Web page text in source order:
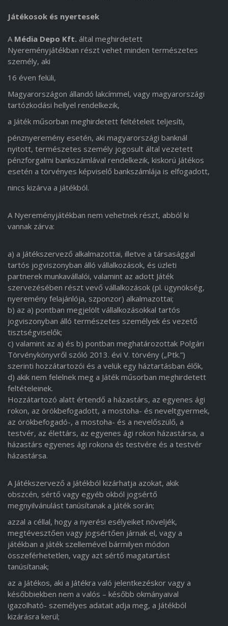
Játékosok és nyertesek
A Média Depo Kft. által meghirdetett
Nyereményjátékban részt vehet minden természetes
személy, aki
16 éven felüli,
Magyarországon állandó lakcímmel, vagy magyarországi
tartózkodási hellyel rendelkezik,
a Játék műsorban meghirdetett feltételeit teljesíti,
pénznyeremény esetén, aki magyarországi banknál
nyitott, természetes személy jogosult által vezetett
pénzforgalmi bankszámlával rendelkezik, kiskorú Játékos
esetén a törvényes képviselő bankszámlája is elfogadott,
nincs kizárva a Játékból.
A Nyereményjátékban nem vehetnek részt, abból ki
vannak zárva:
a) a Játékszervező alkalmazottai, illetve a társasággal
tartós jogviszonyban álló vállalkozások, és üzleti
partnerek munkavállalói, valamint az adott Játék
szervezésében részt vevő vállalkozások (pl. ügynökség,
nyeremény felajánlója, szponzor) alkalmazottai;
b) az a) pontban megjelölt vállalkozásokkal tartós
jogviszonyban álló természetes személyek és vezető
tisztségviselők;
c) valamint az a) és b) pontban meghatározottak Polgári
Törvénykönyvről szóló 2013. évi V. törvény („Ptk.”)
szerinti hozzátartozói és a velük egy háztartásban élők,
d) akik nem felelnek meg a Játék műsorban meghirdetett
feltételeinek.
Hozzátartozó alatt értendő a házastárs, az egyenes ági
rokon, az örökbefogadott, a mostoha- és neveltgyermek,
az örökbefogadó-, a mostoha- és a nevelőszülő, a
testvér, az élettárs, az egyenes ági rokon házastársa, a
házastárs egyenes ági rokona és testvére és a testvér
házastársa.
A Játékszervező a Játékból kizárhatja azokat, akik
obszcén, sértő vagy egyéb okból jogsértő
megnyilvánulást tanúsítanak a Játék során;
azzal a céllal, hogy a nyerési esélyeiket növeljék,
megtévesztően vagy jogsértően járnak el, vagy a
játékban a játék szellemével bármilyen módon
összeférhetetlen, vagy azt sértő magatartást
tanúsítanak;
az a Játékos, aki a Játékra való jelentkezéskor vagy a
későbbiekben nem a valós – később okmányaival
igazolható- személyes adatait adja meg, a Játékból
kizárásra kerül;